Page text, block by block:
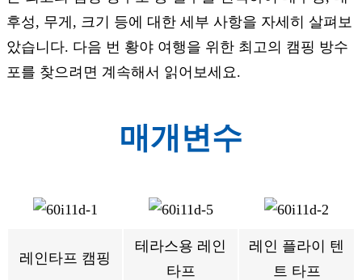
후성, 무게, 크기 등에 대한 세부 사항을 자세히 살펴보
았습니다. 다음 번 황야 여행을 위한 최고의 캠핑 방수
포를 찾으려면 계속해서 읽어보세요.
매개변수
레인타프 캠핑
테라스용 레인
타프
레인 플라이 텐
트 타프